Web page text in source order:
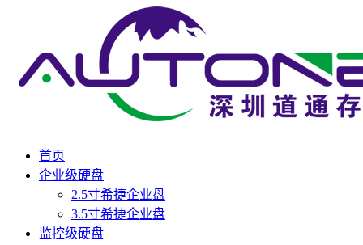
首页
企业级硬盘
2.5寸希捷企业盘
3.5寸希捷企业盘
监控级硬盘